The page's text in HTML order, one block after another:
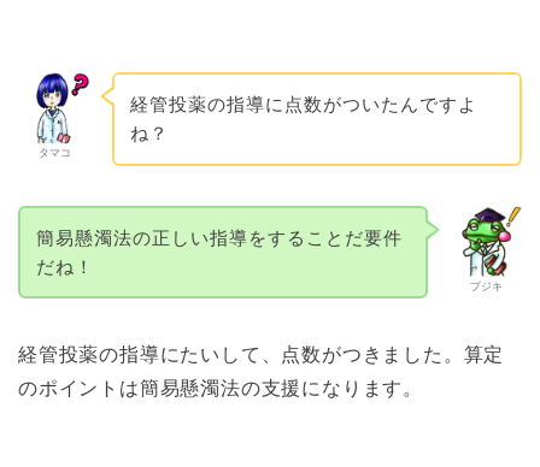
タマコ
経管投薬の指導に点数がついたんですよ
ね？
プジキ
簡易懸濁法の正しい指導をすることだ要件
だね！
経管投薬の指導にたいして、点数がつきました。算定
のポイントは簡易懸濁法の支援になります。